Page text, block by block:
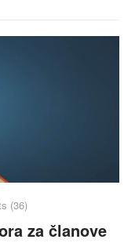
(36)
za članove